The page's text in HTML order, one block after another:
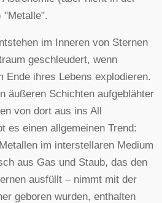
"Metalle".
im Inneren von Sternen
geschleudert, wenn
Ende ihres Lebens explodieren.
äußeren Schichten aufgeblähter
von dort aus ins All
es einen allgemeinen Trend:
im interstellaren Medium
aus Gas und Staub, das den
ausfüllt – nimmt mit der
geboren wurden, enthalten